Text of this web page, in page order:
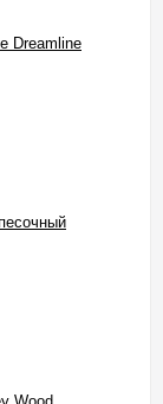
Dreamline